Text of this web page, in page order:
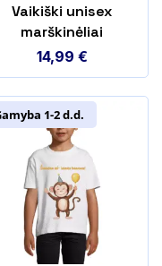
Vaikiški unisex
marškinėliai
Gimtadienio magijos
kūrėjas
14,99 €
1-2 d.d.